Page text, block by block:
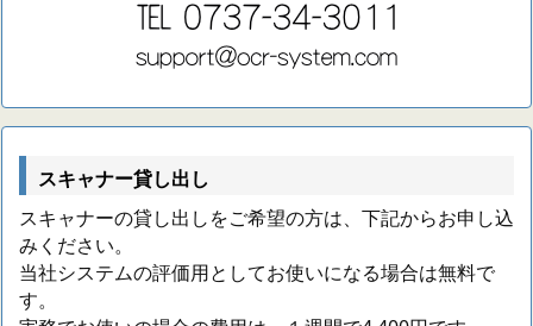
スキャナー貸し出し
スキャナーの貸し出しをご希望の方は、下記からお申し込
みください。
当社システムの評価用としてお使いになる場合は無料で
す。